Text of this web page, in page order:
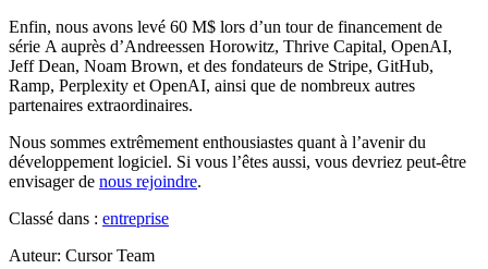
Enfin, nous avons levé 60 M$ lors d’un tour de financement de
série A auprès d’Andreessen Horowitz, Thrive Capital, OpenAI,
Jeff Dean, Noam Brown, et des fondateurs de Stripe, GitHub,
Ramp, Perplexity et OpenAI, ainsi que de nombreux autres
partenaires extraordinaires.
Nous sommes extrêmement enthousiastes quant à l’avenir du
développement logiciel. Si vous l’êtes aussi, vous devriez peut-être
envisager de nous rejoindre.
Classé dans : entreprise
Auteur: Cursor Team